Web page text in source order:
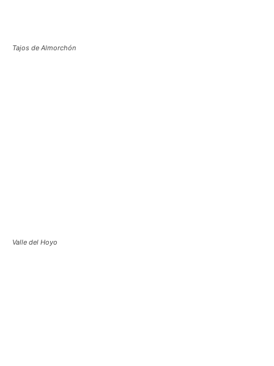
Tajos de Almorchón
Valle del Hoyo